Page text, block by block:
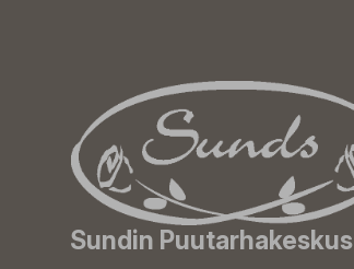
Sundin Puutarhakeskus